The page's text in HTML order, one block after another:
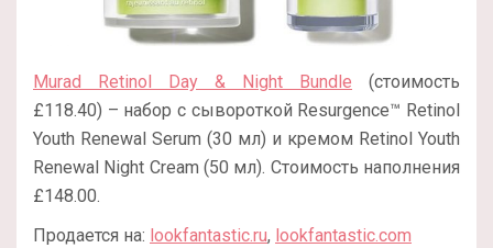
Murad Retinol Day & Night Bundle (стоимость
£118.40) – набор с сывороткой Resurgence™ Retinol
Youth Renewal Serum (30 мл) и кремом Retinol Youth
Renewal Night Cream (50 мл). Стоимость наполнения
£148.00.
Продается на: lookfantastic.ru, lookfantastic.com